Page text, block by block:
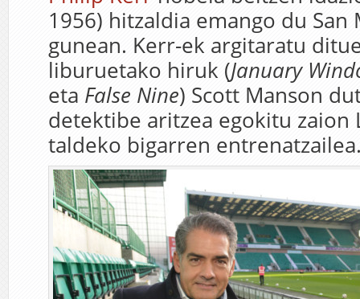
1956) hitzaldia emango du San
gunean. Kerr-ek argitaratu
liburuetako hiruk (January
eta False Nine) Scott Manson
detektibe aritzea egokitu zaion
taldeko bigarren